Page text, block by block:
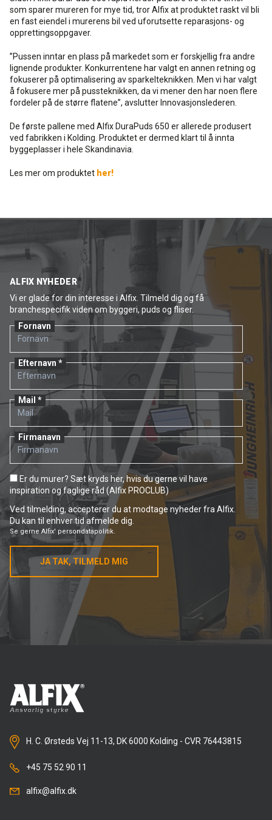
som sparer mureren for mye tid, tror Alfix at produktet raskt vil bli
en fast eiendel i murerens bil ved uforutsette reparasjons- og
opprettingsoppgaver.
”Pussen inntar en plass på markedet som er forskjellig fra andre
lignende produkter. Konkurrentene har valgt en annen retning og
fokuserer på optimalisering av sparkelteknikken. Men vi har valgt
å fokusere mer på pussteknikken, da vi mener den har noen flere
fordeler på de større flatene”, avslutter Innovasjonslederen.
De første pallene med Alfix DuraPuds 650 er allerede produsert
ved fabrikken i Kolding. Produktet er dermed klart til å innta
byggeplasser i hele Skandinavia.
Les mer om produktet her!
ALFIX NYHEDER
Vi er glade for din interesse i Alfix. Tilmeld dig og få
branchespecifik viden om byggeri, puds og fliser.
Fornavn
Efternavn
Mail
Firmanavn
Er du murer? Sæt kryds her, hvis du gerne vil have
inspiration og faglige råd (Alfix PROCLUB)
Ved tilmelding, accepterer du at modtage nyheder fra Alfix.
Du kan til enhver tid afmelde dig.
Se gerneAlfix' persondatapolitik.
JA TAK, TILMELD MIG
H. C. Ørsteds Vej 11-13, DK 6000 Kolding - CVR 76443815
+45 75 52 90 11
alfix@alfix.dk